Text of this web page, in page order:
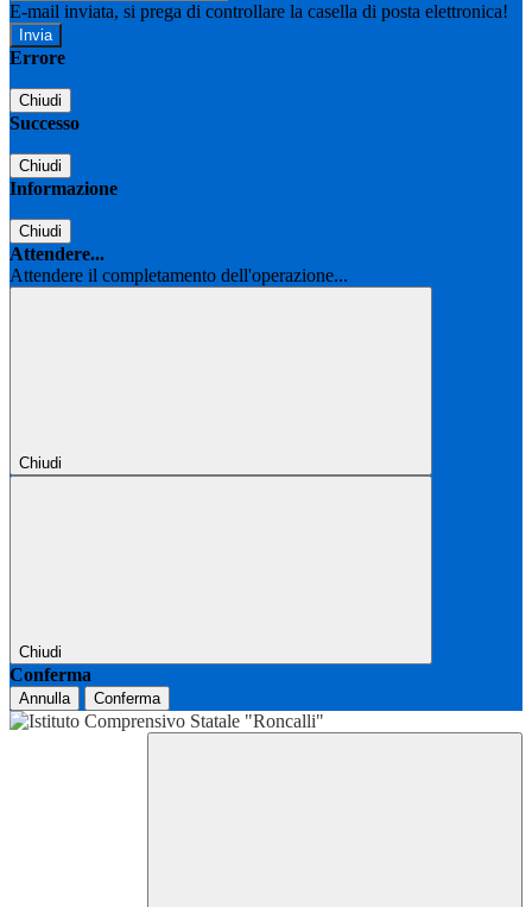
E-mail inviata, si prega di controllare la casella di posta elettronica!
Errore
Chiudi
Successo
Chiudi
Informazione
Chiudi
Attendere...
Attendere il completamento dell'operazione...
Chiudi
Chiudi
Conferma
Annulla Conferma